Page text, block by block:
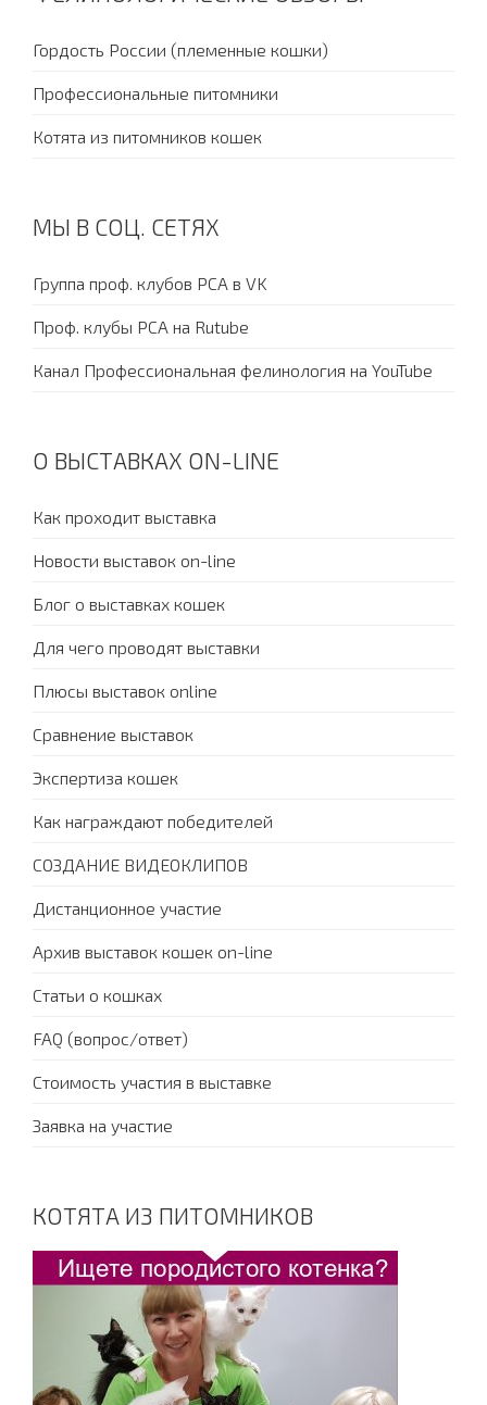
Гордость России (племенные кошки)
Профессиональные питомники
Котята из питомников кошек
МЫ В СОЦ. СЕТЯХ
Группа проф. клубов PCA в VK
Проф. клубы PCA на Rutube
Канал Профессиональная фелинология на YouTube
О ВЫСТАВКАХ ON-LINE
Как проходит выставка
Новости выставок on-line
Блог о выставках кошек
Для чего проводят выставки
Плюсы выставок online
Сравнение выставок
Экспертиза кошек
Как награждают победителей
СОЗДАНИЕ ВИДЕОКЛИПОВ
Дистанционное участие
Архив выставок кошек on-line
Статьи о кошках
FAQ (вопрос/ответ)
Стоимость участия в выставке
Заявка на участие
КОТЯТА ИЗ ПИТОМНИКОВ